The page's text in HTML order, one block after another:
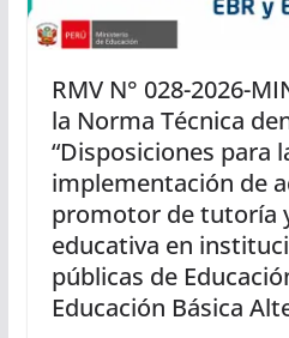
RMV N° 028-2026-
la Norma Técnica
“Disposiciones para
implementación de
promotor de tutoría
educativa en
públicas de
Educación Básica